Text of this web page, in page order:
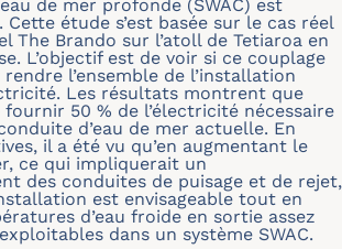
de mer profonde (SWAC) est
étude s’est basée sur le cas réel
The Brando sur l’atoll de Tetiaroa en
L’objectif est de voir si ce couplage
rendre l’ensemble de l’installation
Les résultats montrent que
fournir 50 % de l’électricité nécessaire
d’eau de mer actuelle. En
il a été vu qu’en augmentant le
ce qui impliquerait un
des conduites de puisage et de rejet,
est envisageable tout en
d’eau froide en sortie assez
dans un système SWAC.